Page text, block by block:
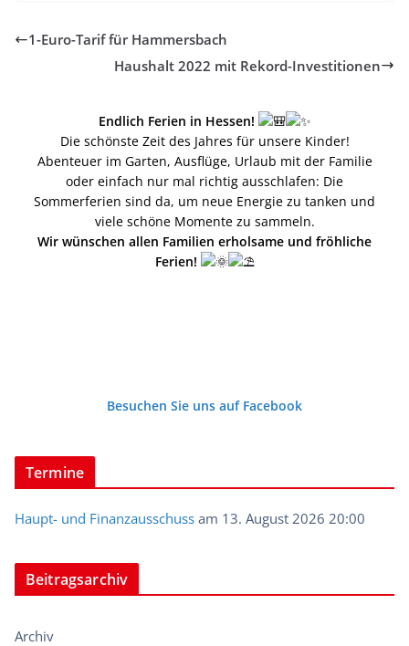
1-Euro-Tarif für Hammersbach
Haushalt 2022 mit Rekord-Investitionen
Endlich Ferien in Hessen!
Die schönste Zeit des Jahres für unsere Kinder!
Abenteuer im Garten, Ausflüge, Urlaub mit der Familie
oder einfach nur mal richtig ausschlafen: Die
Sommerferien sind da, um neue Energie zu tanken und
viele schöne Momente zu sammeln.
Wir wünschen allen Familien erholsame und fröhliche
Ferien!
Besuchen Sie uns auf Facebook
Termine
Haupt- und Finanzausschuss am 13. August 2026 20:00
Beitragsarchiv
Archiv